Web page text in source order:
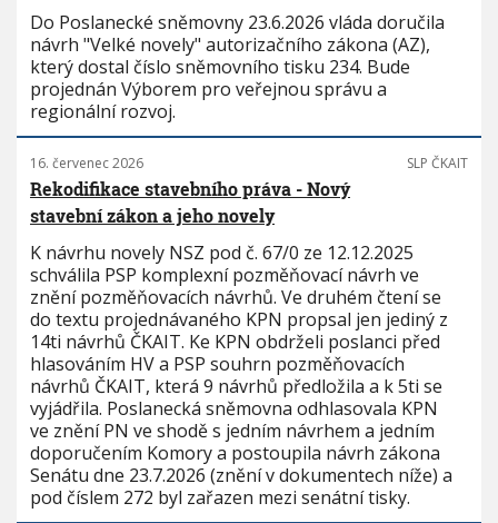
Do Poslanecké sněmovny 23.6.2026 vláda doručila
návrh "Velké novely" autorizačního zákona (AZ),
který dostal číslo sněmovního tisku 234. Bude
projednán Výborem pro veřejnou správu a
regionální rozvoj.
16. červenec 2026 SLP ČKAIT
Rekodifikace stavebního práva - Nový
stavební zákon a jeho novely
K návrhu novely NSZ pod č. 67/0 ze 12.12.2025
schválila PSP komplexní pozměňovací návrh ve
znění pozměňovacích návrhů. Ve druhém čtení se
do textu projednávaného KPN propsal jen jediný z
14ti návrhů ČKAIT. Ke KPN obdrželi poslanci před
hlasováním HV a PSP souhrn pozměňovacích
návrhů ČKAIT, která 9 návrhů předložila a k 5ti se
vyjádřila. Poslanecká sněmovna odhlasovala KPN
ve znění PN ve shodě s jedním návrhem a jedním
doporučením Komory a postoupila návrh zákona
Senátu dne 23.7.2026 (znění v dokumentech níže) a
pod číslem 272 byl zařazen mezi senátní tisky.